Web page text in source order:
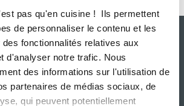
pas qu'en cuisine ! Ils permettent
de personnaliser le contenu et les
fonctionnalités relatives aux
d'analyser notre trafic. Nous
des informations sur l'utilisation de
partenaires de médias sociaux, de
qui peuvent potentiellement